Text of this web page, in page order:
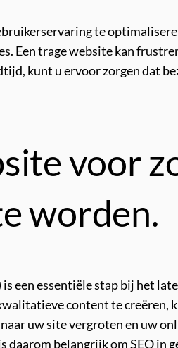
te
Een trage website kan
kunt u ervoor zorgen dat
voor
worden.
een essentiële stap bij het
content te
uw site vergroten en uw
daarom belangrijk om SEO